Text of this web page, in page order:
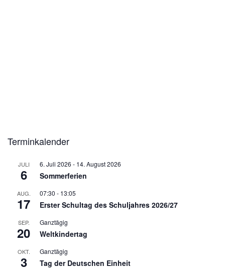
Terminkalender
JULI
6
6. Juli 2026 - 14. August 2026
Sommerferien
AUG.
17
07:30 - 13:05
Erster Schultag des Schuljahres 2026/27
SEP.
20
Ganztägig
Weltkindertag
OKT.
3
Ganztägig
Tag der Deutschen Einheit